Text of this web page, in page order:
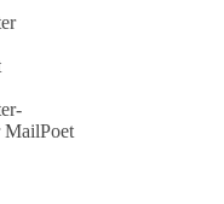
MailPoet